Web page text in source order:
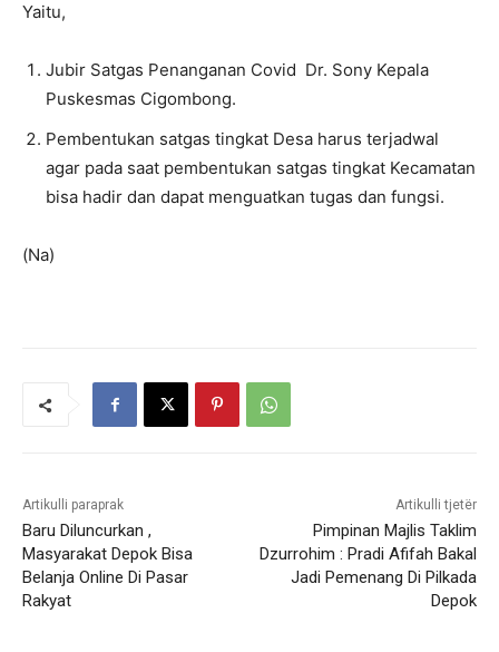
Yaitu,
Jubir Satgas Penanganan Covid Dr. Sony Kepala
Puskesmas Cigombong.
Pembentukan satgas tingkat Desa harus terjadwal
agar pada saat pembentukan satgas tingkat Kecamatan
bisa hadir dan dapat menguatkan tugas dan fungsi.
(Na)
Artikulli paraprak
Baru Diluncurkan ,
Masyarakat Depok Bisa
Belanja Online Di Pasar
Rakyat
Artikulli tjetër
Pimpinan Majlis Taklim
Dzurrohim : Pradi Afifah Bakal
Jadi Pemenang Di Pilkada
Depok